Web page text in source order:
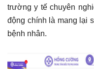
trường y tế chuyên
động chính là mang lại
bệnh nhân.